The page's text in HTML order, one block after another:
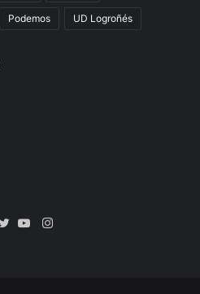
Podemos UD Logroñés
Instagram